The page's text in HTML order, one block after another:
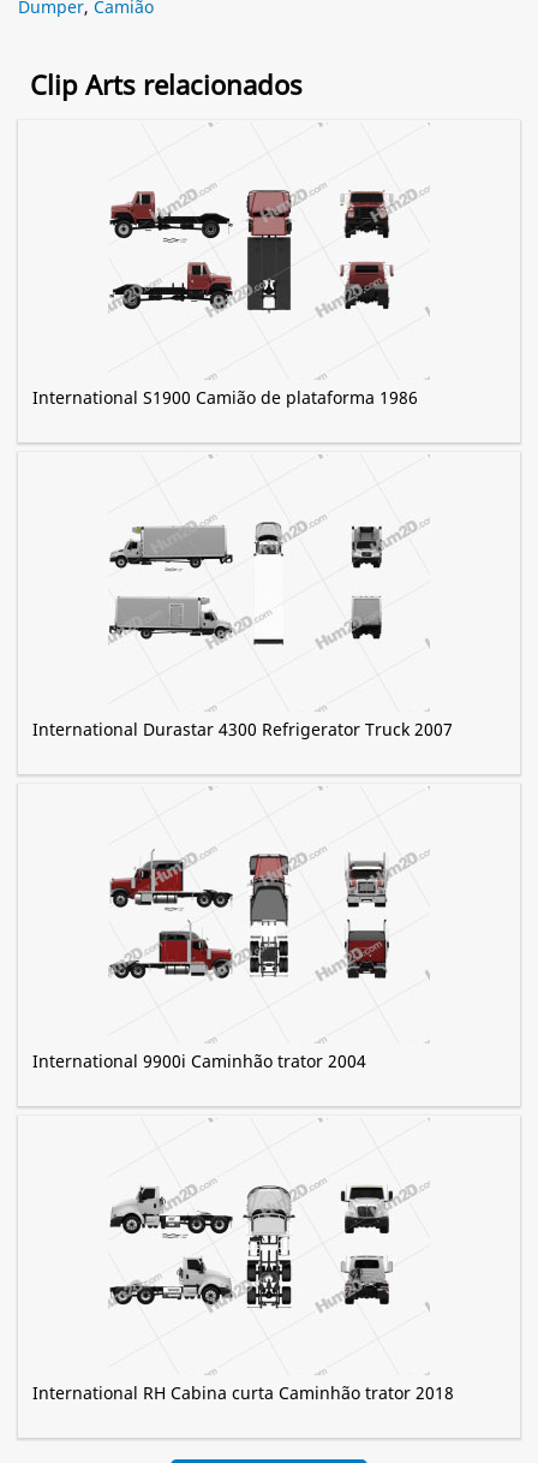
Dumper, Camião
Clip Arts relacionados
International S1900 Camião de plataforma 1986
International Durastar 4300 Refrigerator Truck 2007
International 9900i Caminhão trator 2004
International RH Cabina curta Caminhão trator 2018